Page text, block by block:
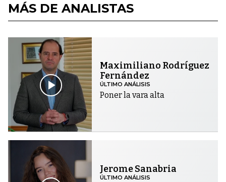
MÁS DE ANALISTAS
Maximiliano Rodríguez
Fernández
ÚLTIMO ANÁLISIS
Poner la vara alta
Jerome Sanabria
ÚLTIMO ANÁLISIS